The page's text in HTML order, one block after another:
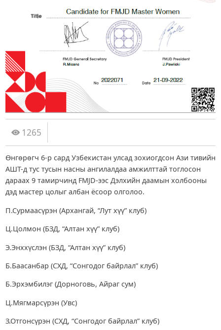
1265
Өнгөрөгч 6-р сард Узбекистан улсад зохиогдсон Ази тивийн
АШТ-д тус тусын насны ангилалдаа амжилттай тоглосон
дараах 9 тамирчинд FMJD-ээс Дэлхийн даамын холбооны
дэд мастер цолыг албан ёсоор олголоо.
П.Сурмаасүрэн (Архангай, “Лут хүү” клуб)
Ц.Цолмон (БЗД, “Алтан хүү” клуб)
Э.Энххүслэн (БЗД, “Алтан хүү” клуб)
Б.Баасанбар (СХД, “Сонгодог байрлал” клуб)
Б.Эрхэмбилэг (Дорноговь, Айраг сум)
Ц.Мягмарсүрэн (Увс)
З.Отгонсүрэн (СХД, “Сонгодог байрлал” клуб)